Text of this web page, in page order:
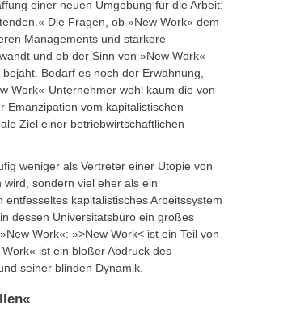
einer neuen Umgebung für die Arbeit:
Die Fragen, ob »New Work« dem
Managements und stärkere
und ob der Sinn von »New Work«
Bedarf es noch der Erwähnung,
Work«-Unternehmer wohl kaum die von
Emanzipation vom kapitalistischen
Ziel einer betriebwirtschaftlichen
weniger als Vertreter einer Utopie von
sondern viel eher als ein
kapitalistisches Arbeitssystem
dessen Universitätsbüro ein großes
Work«: »>New Work< ist ein Teil von
ist ein bloßer Abdruck des
seiner blinden Dynamik.